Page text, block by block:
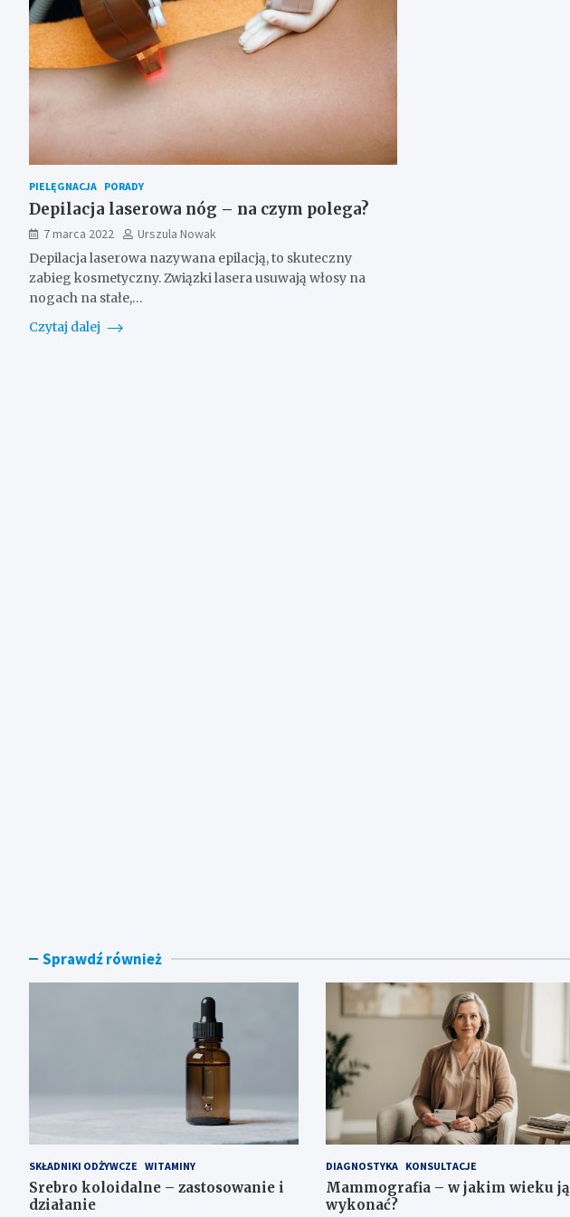
PIELĘGNACJA PORADY
Depilacja laserowa nóg – na czym polega?
7 marca 2022
Urszula Nowak
Depilacja laserowa nazywana epilacją, to skuteczny
zabieg kosmetyczny. Związki lasera usuwają włosy na
nogach na stałe,…
Czytaj dalej
Sprawdź również
SKŁADNIKI ODŻYWCZE WITAMINY
Srebro koloidalne – zastosowanie i
działanie
DIAGNOSTYKA KONSULTACJE
Mammografia – w jakim wieku ją
wykonać?